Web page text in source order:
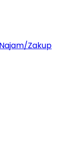
Najam/Zakup